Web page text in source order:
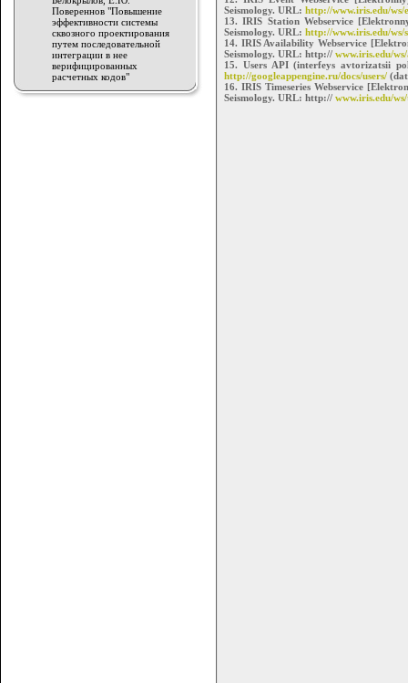
Повереннов "Повышение
эффективности системы
сквозного проектирования
путем последовательной
интеграции в нее
верифицированных
расчетных кодов"
Seismology. URL: http://www.iris.edu/ws/
13. IRIS Station Webservice
Seismology. URL: http://www.iris.edu/ws/
14. IRIS Availability Webservice
Seismology. URL: http:// www.iris.edu/
15. Users API (interfeys avtorizatsii
http://googleappengine.ru/docs/users/
16. IRIS Timeseries Webservice
Seismology. URL: http:// www.iris.edu/